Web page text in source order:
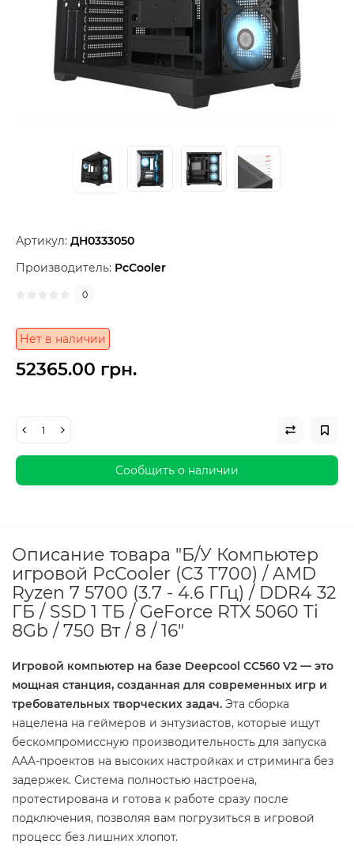
Артикул: ДН0333050
Производитель: PcСooler
0
Нет в наличии
52365.00 грн.
Сообщить о наличии
Описание товара "Б/У Компьютер
игровой PcCooler (C3 T700) / AMD
Ryzen 7 5700 (3.7 - 4.6 ГГц) / DDR4 32
ГБ / SSD 1 ТБ / GeForce RTX 5060 Ti
8Gb / 750 Вт / 8 / 16"
Игровой компьютер на базе Deepcool CC560 V2 — это
мощная станция, созданная для современных игр и
требовательных творческих задач. Эта сборка
нацелена на геймеров и энтузиастов, которые ищут
бескомпромиссную производительность для запуска
AAA-проектов на высоких настройках и стриминга без
задержек. Система полностью настроена,
протестирована и готова к работе сразу после
подключения, позволяя вам погрузиться в игровой
процесс без лишних хлопот.